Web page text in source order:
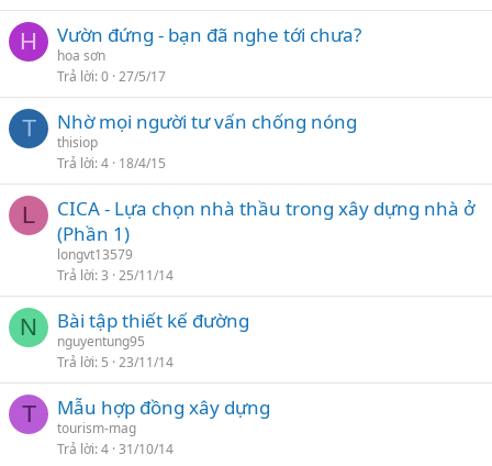
H Vườn đứng - bạn đã nghe tới chưa?
hoa sơn
Trả lời 0 27/5/17
T Nhờ mọi người tư vấn chống nóng
thisiop
Trả lời 4 18/4/15
L
CICA - Lựa chọn nhà thầu trong xây dựng nhà ở
(Phần 1)
longvt13579
Trả lời 3 25/11/14
N Bài tập thiết kế đường
nguyentung95
Trả lời 5 23/11/14
T Mẫu hợp đồng xây dựng
tourism-mag
Trả lời 4 31/10/14